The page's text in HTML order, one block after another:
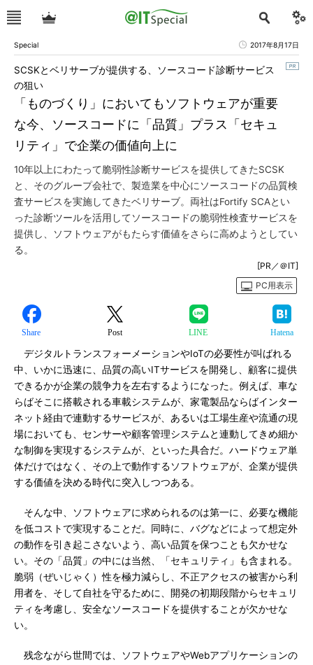
Special 2017年8月17日
「ものづくり」においてもソフトウェアが重要
な今、ソースコードに「品質」プラス「セキュ
リティ」で企業の価値向上に
SCSKとベリサーブが提供する、ソースコード診断サービス
の狙い
10年以上にわたって脆弱性診断サービスを提供してきたSCSK
と、そのグループ会社で、製造業を中心にソースコードの品質検
査サービスを実施してきたベリサーブ。両社はFortify SCAとい
った診断ツールを活用してソースコードの脆弱性検査サービスを
提供し、ソフトウェアがもたらす価値をさらに高めようとしてい
る。
[PR／＠IT]
PC用表示
Share Post LINE Hatena
デジタルトランスフォーメーションやIoTの必要性が叫ばれる
中、いかに迅速に、品質の高いITサービスを開発し、顧客に提供
できるかが企業の競争力を左右するようになった。例えば、車な
らばそこに搭載される車載システムが、家電製品ならばインター
ネット経由で連動するサービスが、あるいは工場生産や流通の現
場においても、センサーや顧客管理システムと連動してきめ細か
な制御を実現するシステムが、といった具合だ。ハードウェア単
体だけではなく、その上で動作するソフトウェアが、企業が提供
する価値を決める時代に突入しつつある。
そんな中、ソフトウェアに求められるのは第一に、必要な機能
を低コストで実現することだ。同時に、バグなどによって想定外
の動作を引き起こさないよう、高い品質を保つことも欠かせな
い。その「品質」の中には当然、「セキュリティ」も含まれる。
脆弱（ぜいじゃく）性を極力減らし、不正アクセスの被害から利
用者を、そして自社を守るために、開発の初期段階からセキュリ
ティを考慮し、安全なソースコードを提供することが欠かせな
い。
残念ながら世間では、ソフトウェアやWebアプリケーションの